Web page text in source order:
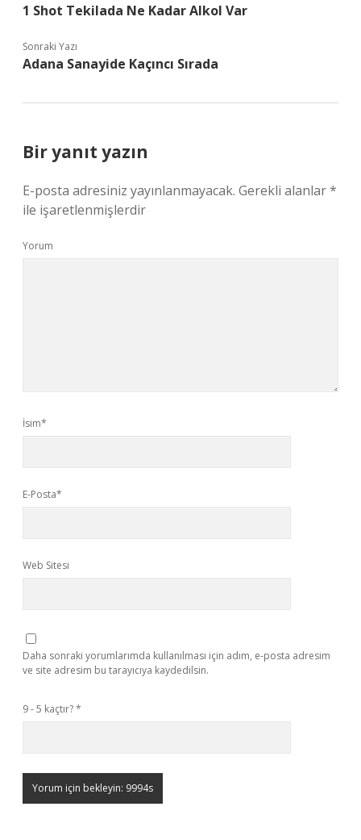
1 Shot Tekilada Ne Kadar Alkol Var
Sonraki Yazı
Adana Sanayide Kaçıncı Sırada
Bir yanıt yazın
E-posta adresiniz yayınlanmayacak. Gerekli alanlar*
ile işaretlenmişlerdir
Yorum
İsim*
E-Posta*
Web Sitesi
Daha sonraki yorumlarımda kullanılması için adım, e-posta adresim
ve site adresim bu tarayıcıya kaydedilsin.
9 - 5 kaçtır?*